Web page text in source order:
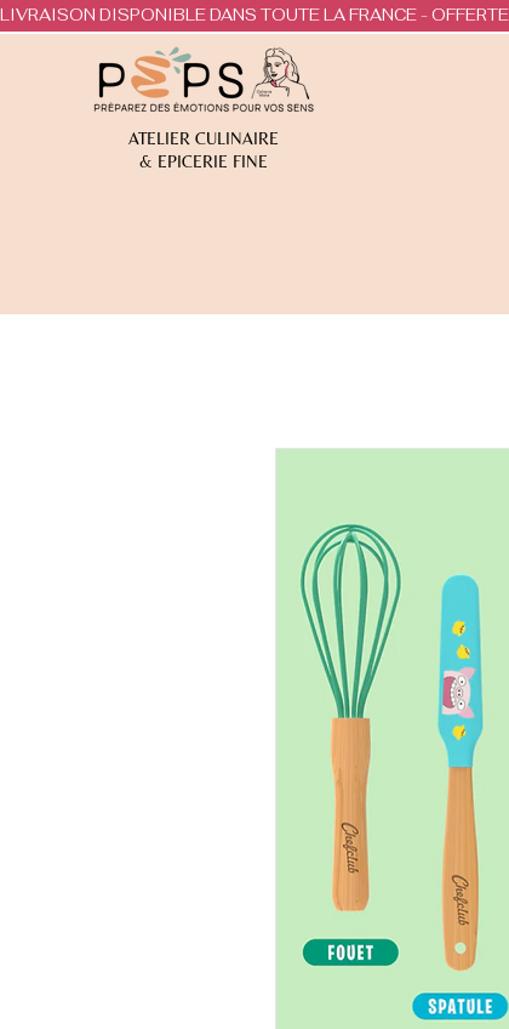
LIVRAISON DISPONIBLE DANS TOUTE LA FRANCE -
ATELIER CULINAIRE
& EPICERIE FINE